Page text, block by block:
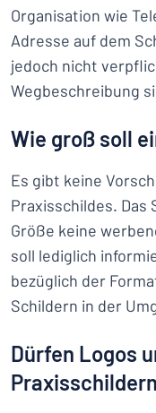
Organisation wie
Adresse auf dem
jedoch nicht
Wegbeschreibung
Wie groß soll
Es gibt keine
Praxisschildes. Das
Größe keine
soll lediglich
bezüglich der
Schildern in der
Dürfen Logos